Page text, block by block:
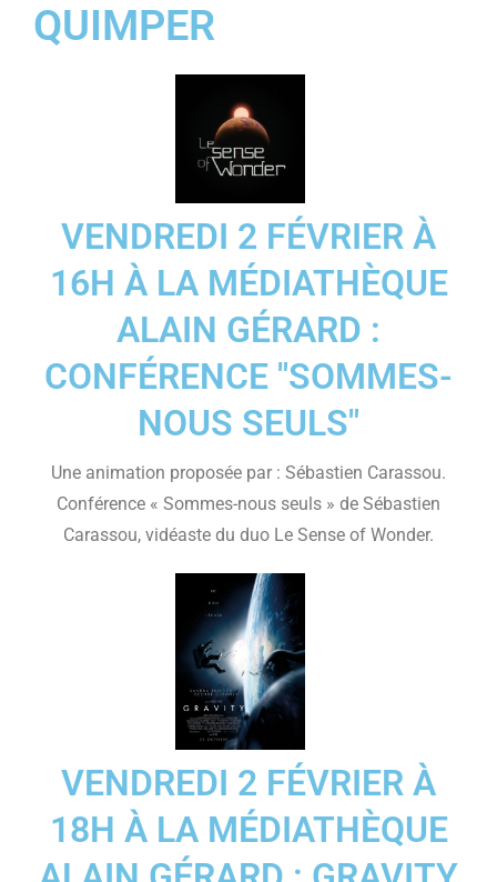
QUIMPER
VENDREDI 2 FÉVRIER À
16H À LA MÉDIATHÈQUE
ALAIN GÉRARD :
CONFÉRENCE "SOMMES-
NOUS SEULS"
Une animation proposée par : Sébastien Carassou.
Conférence « Sommes-nous seuls » de Sébastien
Carassou, vidéaste du duo Le Sense of Wonder.
VENDREDI 2 FÉVRIER À
18H À LA MÉDIATHÈQUE